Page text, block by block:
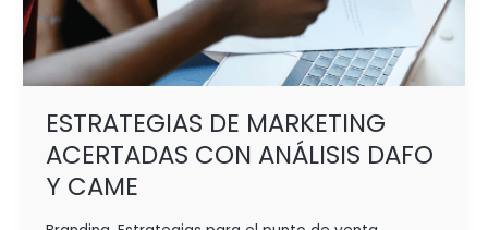
ESTRATEGIAS DE MARKETING
ACERTADAS CON ANÁLISIS DAFO
Y CAME